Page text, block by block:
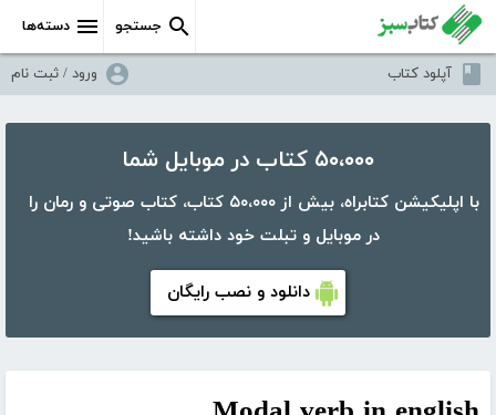
دسته‌ها جستجو
آپلود کتاب ورود / ثبت نام
۵۰،۰۰۰ کتاب در موبایل شما
با اپلیکیشن کتابراه، بیش از ۵۰،۰۰۰ کتاب، کتاب صوتی و رمان را
در موبایل و تبلت خود داشته باشید!
دانلود و نصب رایگان